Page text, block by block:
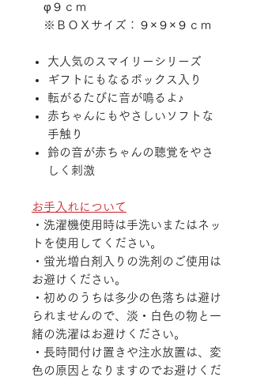
φ９ｃｍ
※ＢＯＸサイズ：９×９×９ｃｍ
大人気のスマイリーシリーズ
ギフトにもなるボックス入り
転がるたびに音が鳴るよ♪
赤ちゃんにもやさしいソフトな
手触り
鈴の音が赤ちゃんの聴覚をやさ
しく刺激
お手入れについて
・洗濯機使用時は手洗いまたはネッ
トを使用してください。
・蛍光増白剤入りの洗剤のご使用は
お避けください。
・初めのうちは多少の色落ちは避け
られませんので、淡・白色の物と一
緒の洗濯はお避けください。
・長時間付け置きや注水放置は、変
色の原因となりますのでお避けくだ